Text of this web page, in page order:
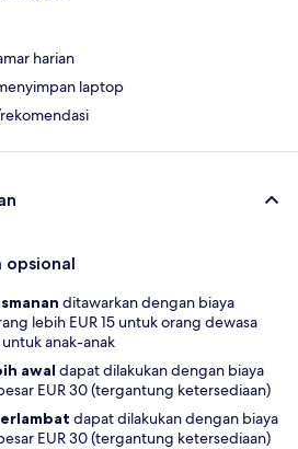
harian
laptop
opsional
ditawarkan dengan biaya
lebih EUR 15 untuk orang dewasa
untuk anak-anak
awal dapat dilakukan dengan biaya
EUR 30 (tergantung ketersediaan)
dapat dilakukan dengan biaya
EUR 30 (tergantung ketersediaan)